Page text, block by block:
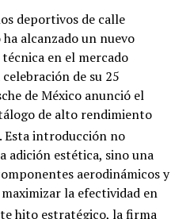
deportivos de calle
alcanzado un nuevo
en el mercado
de su 25
de México anunció el
de alto rendimiento
. Esta introducción no
adición estética, sino una
aerodinámicos y
la efectividad en
hito estratégico, la firma